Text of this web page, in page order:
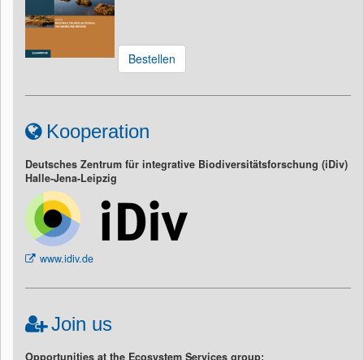
Bestellen
Kooperation
Deutsches Zentrum für integrative Biodiversitätsforschung (iDiv)
Halle-Jena-Leipzig
www.idiv.de
Join us
Opportunities at the Ecosystem Services group: